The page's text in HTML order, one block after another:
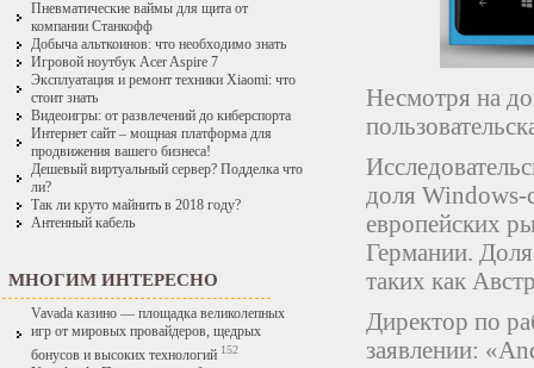
Пневматические ваймы для щита от
компании Станкофф
Добыча альткоинов: что необходимо знать
Игровой ноутбук Acer Aspire 7
Эксплуатация и ремонт техники Xiaomi: что
стоит знать
Видеоигры: от развлечений до киберспорта
Интернет сайт – мощная платформа для
продвижения вашего бизнеса!
Дешевый виртуальный сервер? Подделка что
ли?
Так ли круто майнить в 2018 году?
Антенный кабель
МНОГИМ ИНТЕРЕСНО
Vavada казино — площадка великолепных
игр от мировых провайдеров, щедрых
бонусов и высоких технологий 152
Несмотря на
доля Windows-
европейских
Германии.
таких как
Директор по
заявлении: